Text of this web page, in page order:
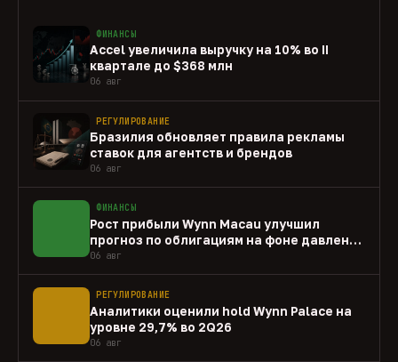
ФИНАНСЫ
Accel увеличила выручку на 10% во II
квартале до $368 млн
06 авг
РЕГУЛИРОВАНИЕ
Бразилия обновляет правила рекламы
ставок для агентств и брендов
06 авг
ФИНАНСЫ
Рост прибыли Wynn Macau улучшил
прогноз по облигациям на фоне давления
capex
06 авг
РЕГУЛИРОВАНИЕ
Аналитики оценили hold Wynn Palace на
уровне 29,7% во 2Q26
06 авг